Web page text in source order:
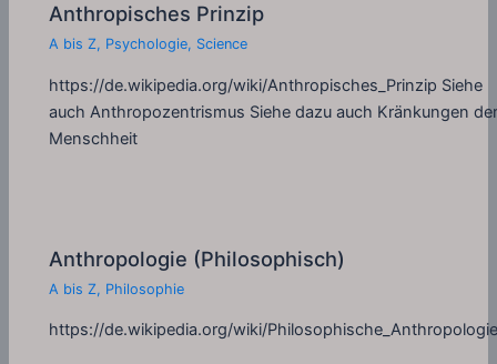
Anthropisches Prinzip
A bis Z, Psychologie, Science
https://de.wikipedia.org/wiki/Anthropisches_Prinzip Siehe
auch Anthropozentrismus Siehe dazu auch Kränkungen
Menschheit
Anthropologie (Philosophisch)
A bis Z, Philosophie
https://de.wikipedia.org/wiki/